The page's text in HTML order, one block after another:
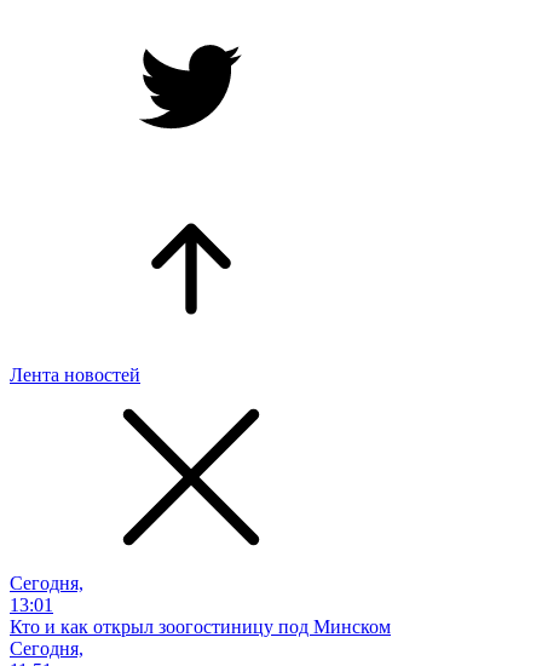
Лента новостей
Сегодня,
13:01
Кто и как открыл зоогостиницу под Минском
Сегодня,